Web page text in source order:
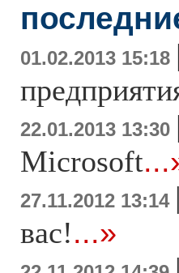
01.02.2013 15:18 |
22.01.2013 13:30 |
Microsoft
27.11.2012 13:14 |
вас!...»